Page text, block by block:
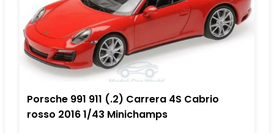
Porsche 991 911 (.2) Carrera 4S Cabrio
rosso 2016 1/43 Minichamps